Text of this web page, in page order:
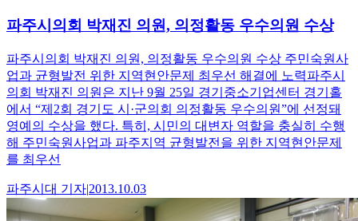
파주시의회 박재진 의원, 의정활동 우수의원 수상
파주시의회 박재진 의원, 의정활동 우수의원 수상 주민숙원사
업과 균형발전 위한 지역현안문제 최우선 해결에 노력파주시
의회 박재진 의원은 지난 9월 25일 경기중소기업센터 경기홀
에서 “제2회 경기도 시·군의회 의정활동 우수의원”에 선정돼
영예의 수상을 했다. 특히, 시민의 대변자 역할을 충실히 수행
해 주민숙원사업과 파주지역 균형발전을 위한 지역현안문제
를 최우선
파주시대 기자|2013.10.03